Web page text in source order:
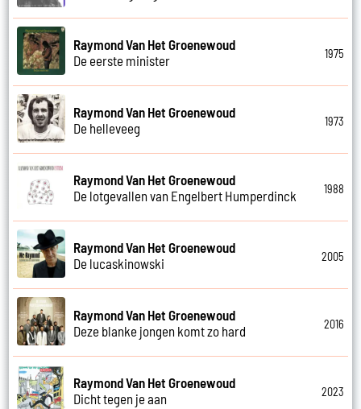
Raymond Van Het Groenewoud
De eerste minister
1975
Raymond Van Het Groenewoud
De helleveeg
1973
Raymond Van Het Groenewoud
De lotgevallen van Engelbert Humperdinck
1988
Raymond Van Het Groenewoud
De lucaskinowski
2005
Raymond Van Het Groenewoud
Deze blanke jongen komt zo hard
2016
Raymond Van Het Groenewoud
Dicht tegen je aan
2023